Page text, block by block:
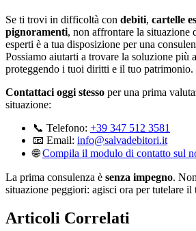
Se ti trovi in difficoltà con debiti, cartelle
pignoramenti, non affrontare la situazione
esperti è a tua disposizione per una
Possiamo aiutarti a trovare la soluzione più
proteggendo i tuoi diritti e il tuo patrimonio.
Contattaci oggi stesso per una prima
situazione:
📞 Telefono: +39 347 512 3581
📧 Email: info@salvadebitori.it
🌐Compila il modulo di contatto sul
La prima consulenza è senza impegno.
situazione peggiori: agisci ora per tutelare il
Articoli Correlati